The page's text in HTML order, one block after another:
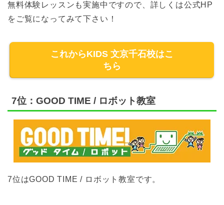
無料体験レッスンも実施中ですので、詳しくは公式HP
をご覧になってみて下さい！
これからKIDS 文京千石校はこ
ちら
7位：GOOD TIME / ロボット教室
7位はGOOD TIME / ロボット教室です。